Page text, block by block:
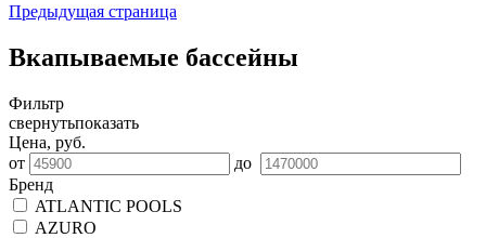
Предыдущая страница
Вкапываемые бассейны
Фильтр
свернутьпоказать
Цена, руб.
от
до
Бренд
ATLANTIC POOLS
AZURO